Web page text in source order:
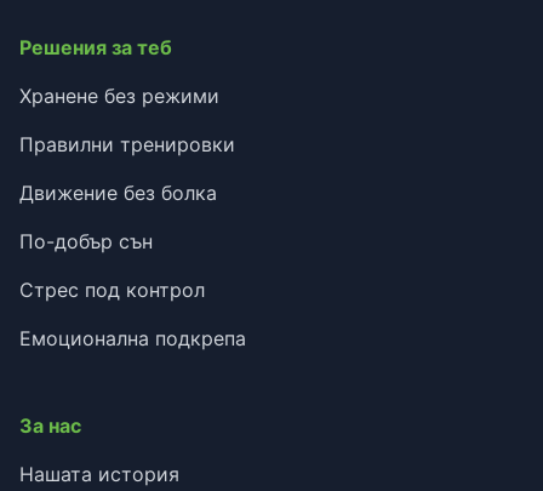
Решения за теб
Хранене без режими
Правилни тренировки
Движение без болка
По-добър сън
Стрес под контрол
Емоционална подкрепа
За нас
Нашата история